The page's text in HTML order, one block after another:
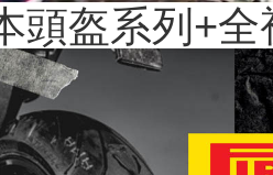
頭盔系列+